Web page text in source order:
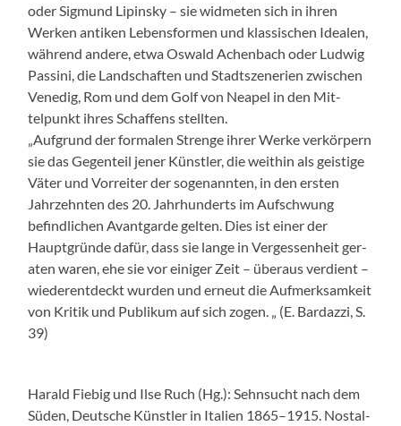
oder Sig­mund Lip­in­sky – sie wid­me­ten sich in ihren
Werken antiken Lebens­for­men und klas­sis­chen Ide­alen,
während andere, etwa Oswald Achen­bach oder Lud­wig
Passi­ni, die Land­schaften und Stadt­szene­r­ien zwis­chen
Venedig, Rom und dem Golf von Neapel in den Mit­
telpunkt ihres Schaf­fens stell­ten.
„Auf­grund der for­malen Strenge ihrer Werke verkör­pern
sie das Gegen­teil jen­er Kün­stler, die wei­thin als geistige
Väter und Vor­re­it­er der soge­nan­nten, in den ersten
Jahrzehn­ten des 20. Jahrhun­derts im Auf­schwung
befind­lichen Avant­garde gel­ten. Dies ist ein­er der
Haupt­gründe dafür, dass sie lange in Vergessen­heit ger­
at­en waren, ehe sie vor einiger Zeit – über­aus ver­di­ent –
wieder­ent­deckt wur­den und erneut die Aufmerk­samkeit
von Kri­tik und Pub­likum auf sich zogen. „ (E. Bar­dazzi, S.
39)
Har­ald Fiebig und Ilse Ruch (Hg.): Sehn­sucht nach dem
Süden, Deutsche Kün­stler in Ital­ien 1865–1915. Nos­tal­